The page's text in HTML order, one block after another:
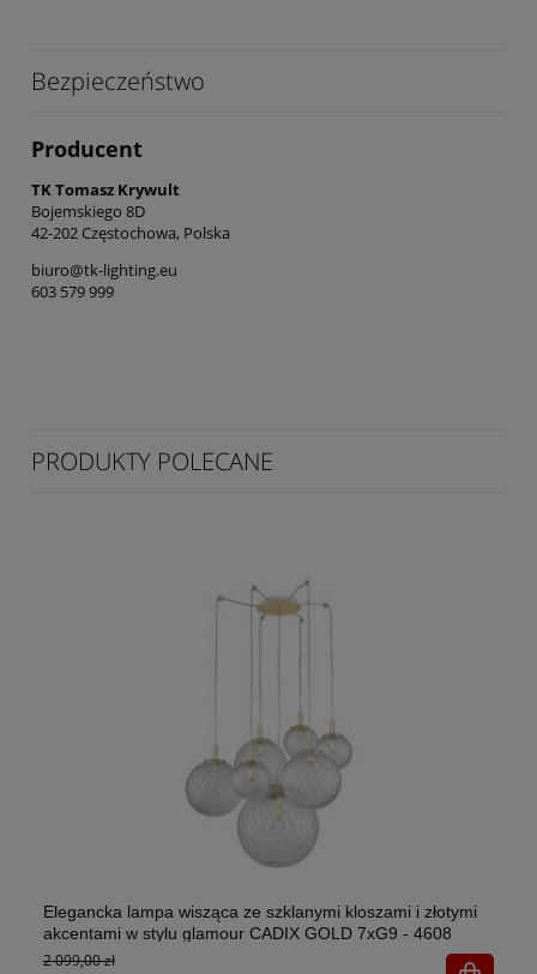
Bezpieczeństwo
Producent
TK Tomasz Krywult
Bojemskiego 8D
42-202 Częstochowa, Polska
biuro@tk-lighting.eu
603 579 999
PRODUKTY POLECANE
Elegancka lampa wisząca ze szklanymi kloszami i złotymi
akcentami w stylu glamour CADIX GOLD 7xG9 - 4608
2 099,00 zł